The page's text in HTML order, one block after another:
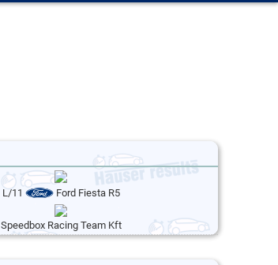
L/11 Ford Fiesta R5
Speedbox Racing Team Kft